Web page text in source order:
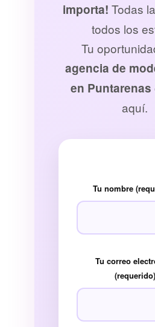
importa! Todas
todos los
Tu
agencia de
en Puntarenas
aquí.
Tu nombre
Tu correo
(requerido)